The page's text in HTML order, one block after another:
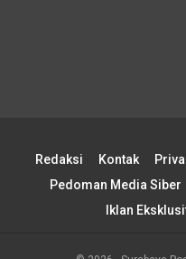
Redaksi Kontak
Pedoman Media Siber
Iklan